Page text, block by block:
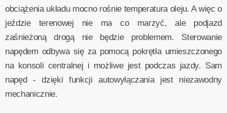
obciążenia układu mocno rośnie temperatura oleju. A więc o
jeździe terenowej nie ma co marzyć, ale podjazd
zaśnieżoną drogą nie będzie problemem. Sterowanie
napędem odbywa się za pomocą pokrętła umieszczonego
na konsoli centralnej i możliwe jest podczas jazdy. Sam
napęd - dzięki funkcji autowyłączania jest niezawodny
mechanicznie.